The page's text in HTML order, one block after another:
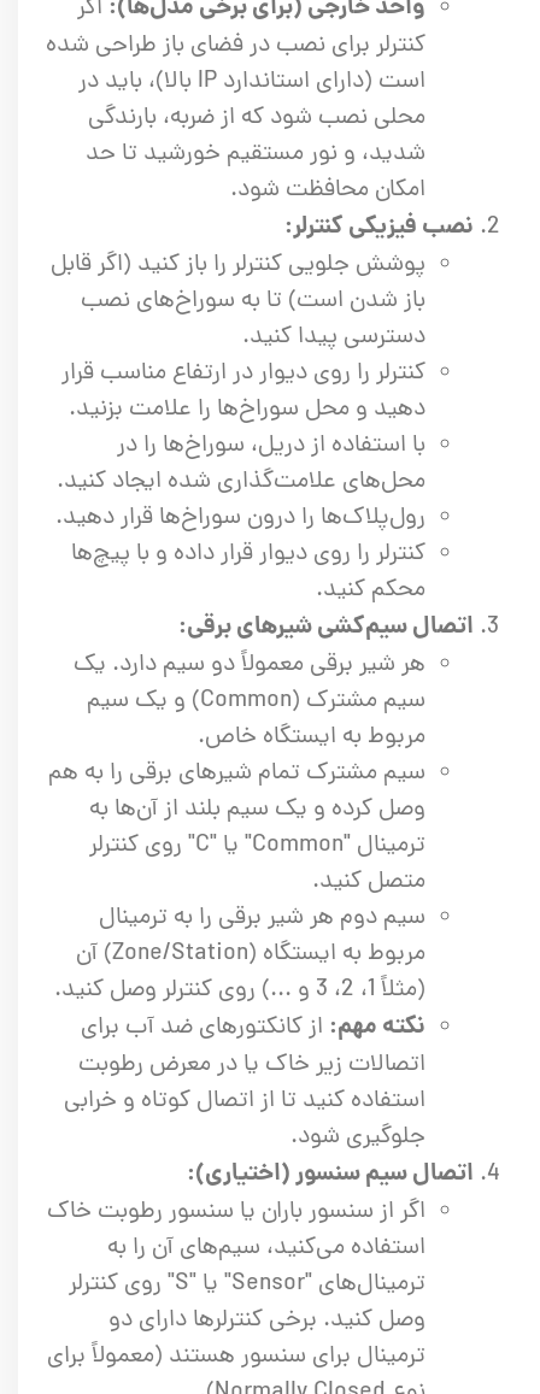
واحد خارجی (برای برخی مدل‌ها): اگر
کنترلر برای نصب در فضای باز طراحی شده
است (دارای استاندارد IP بالا)، باید در
محلی نصب شود که از ضربه، بارندگی
شدید، و نور مستقیم خورشید تا حد
امکان محافظت شود.
نصب فیزیکی کنترلر:
پوشش جلویی کنترلر را باز کنید (اگر قابل
باز شدن است) تا به سوراخ‌های نصب
دسترسی پیدا کنید.
کنترلر را روی دیوار در ارتفاع مناسب قرار
دهید و محل سوراخ‌ها را علامت بزنید.
با استفاده از دریل، سوراخ‌ها را در
محل‌های علامت‌گذاری شده ایجاد کنید.
رول‌پلاک‌ها را درون سوراخ‌ها قرار دهید.
کنترلر را روی دیوار قرار داده و با پیچ‌ها
محکم کنید.
اتصال سیم‌کشی شیرهای برقی:
هر شیر برقی معمولاً دو سیم دارد. یک
سیم مشترک (Common) و یک سیم
مربوط به ایستگاه خاص.
سیم مشترک تمام شیرهای برقی را به هم
وصل کرده و یک سیم بلند از آن‌ها به
ترمینال "Common" یا "C" روی کنترلر
متصل کنید.
سیم دوم هر شیر برقی را به ترمینال
مربوط به ایستگاه (Zone/Station) آن
(مثلاً 1، 2، 3 و ...) روی کنترلر وصل کنید.
نکته مهم: از کانکتورهای ضد آب برای
اتصالات زیر خاک یا در معرض رطوبت
استفاده کنید تا از اتصال کوتاه و خرابی
جلوگیری شود.
اتصال سیم سنسور (اختیاری):
اگر از سنسور باران یا سنسور رطوبت خاک
استفاده می‌کنید، سیم‌های آن را به
ترمینال‌های "Sensor" یا "S" روی کنترلر
وصل کنید. برخی کنترلرها دارای دو
ترمینال برای سنسور هستند (معمولاً برای